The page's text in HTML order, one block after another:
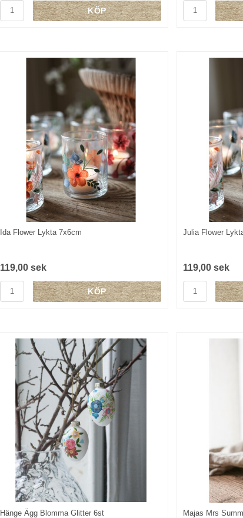
KÖP
Ida Flower Lykta 7x6cm
119,00 sek
KÖP
Julia Flower
119,00 sek
Hänge Ägg Blomma Glitter 6st Majas Mrs